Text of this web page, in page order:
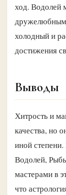
ход. Водолей
холодный и
достижения
Выводы
Хитрость и
качества, но
иной
Водолей,
мастерами в
что